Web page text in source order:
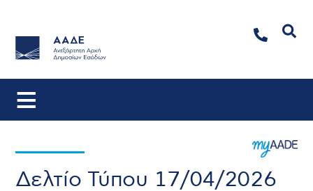
Δελτίο Τύπου 17/04/2026